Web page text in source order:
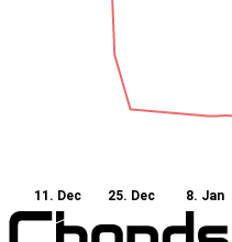
11. Dec 25. Dec 8. Jan